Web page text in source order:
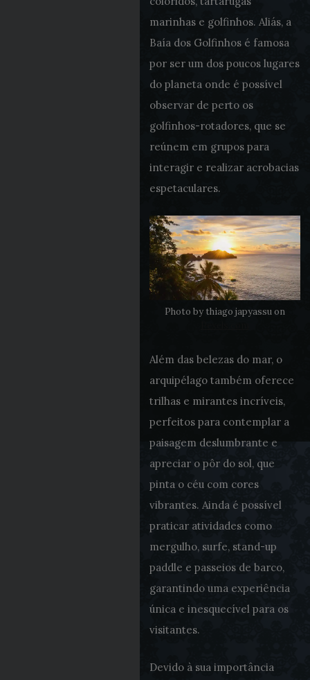
marinhas e golfinhos. Aliás, a
Baía dos Golfinhos é famosa
por ser um dos poucos lugares
do planeta onde é possível
observar de perto os
golfinhos-rotadores, que se
reúnem em grupos para
interagir e realizar acrobacias
espetaculares.
Photo by thiago japyassu on
Além das belezas do mar, o
arquipélago também oferece
trilhas e mirantes incríveis,
perfeitos para contemplar a
paisagem deslumbrante e
apreciar o pôr do sol, que
pinta o céu com cores
vibrantes. Ainda é possível
praticar atividades como
mergulho, surfe, stand-up
paddle e passeios de barco,
garantindo uma experiência
única e inesquecível para os
visitantes.
Devido à sua importância